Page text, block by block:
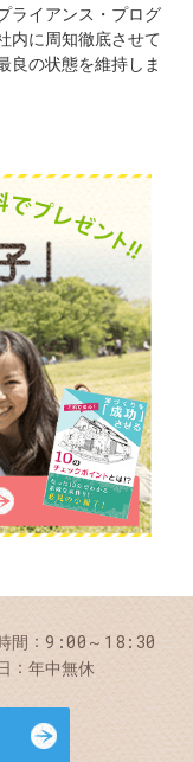
ライアンス・プログ
内に周知徹底させて
良の状態を維持しま
間 9:00～18:30
年中無休